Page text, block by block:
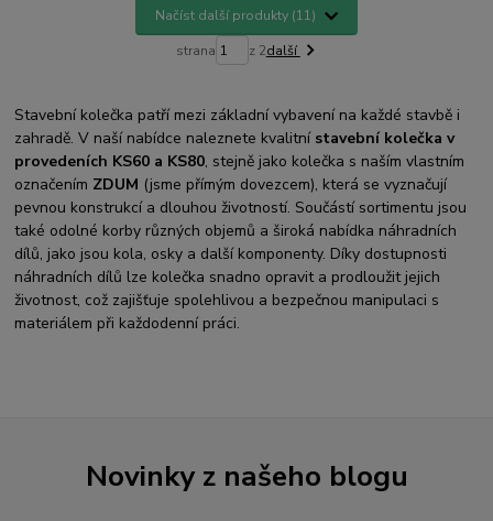
Načíst další produkty (11)
strana z 2další
Stavební kolečka patří mezi základní vybavení na každé stavbě i
zahradě. V naší nabídce naleznete kvalitní stavební kolečka v
provedeních KS60 a KS80, stejně jako kolečka s naším vlastním
označením ZDUM (jsme přímým dovezcem), která se vyznačují
pevnou konstrukcí a dlouhou životností. Součástí sortimentu jsou
také odolné korby různých objemů a široká nabídka náhradních
dílů, jako jsou kola, osky a další komponenty. Díky dostupnosti
náhradních dílů lze kolečka snadno opravit a prodloužit jejich
životnost, což zajišťuje spolehlivou a bezpečnou manipulaci s
materiálem při každodenní práci.
Novinky z našeho blogu